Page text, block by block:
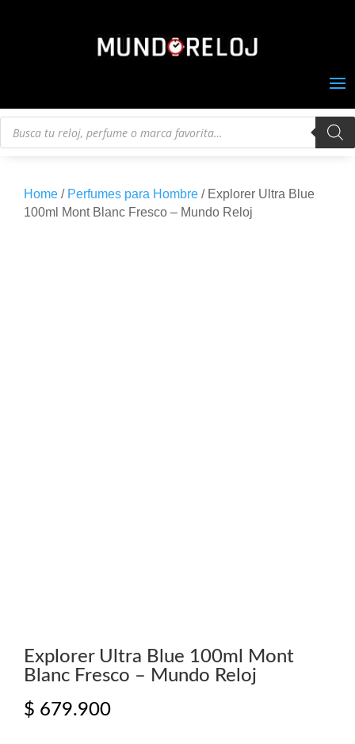
Búsqueda
Home / Perfumes para Hombre / Explorer Ultra Blue
100ml Mont Blanc Fresco – Mundo Reloj
Explorer Ultra Blue 100ml Mont
Blanc Fresco – Mundo Reloj
$ 679.900